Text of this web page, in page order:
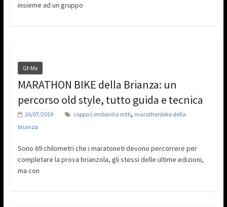
insieme ad un gruppo
Gf-Mx
MARATHON BIKE della Brianza: un
percorso old style, tutto guida e tecnica
26/07/2019 coppa Lombardia mtb, marathonbike della
brianza
Sono 69 chilometri che i maratoneti devono percorrere per
completare la prova brianzola, gli stessi delle ultime edizioni,
ma con